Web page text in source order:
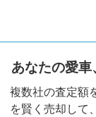
あなたの愛車
複数社の査定額
を賢く売却して